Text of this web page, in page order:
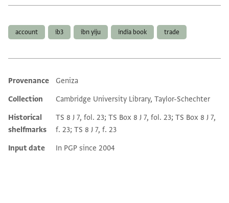
account ib3 ibn yiju india book trade
Additional metadata
Provenance
Geniza
Collection
Cambridge University Library, Taylor-Schechter
Historical
shelfmarks
TS 8 J 7, fol. 23; TS Box 8 J 7, fol. 23; TS Box 8 J 7,
f. 23; TS 8 J 7, f. 23
Input date
In PGP since 2004